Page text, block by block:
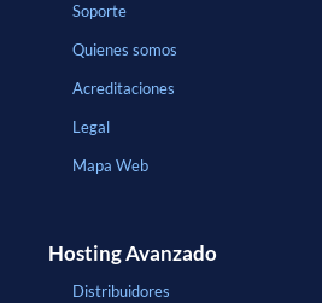
Soporte
Quienes somos
Acreditaciones
Legal
Mapa Web
Hosting Avanzado
Distribuidores